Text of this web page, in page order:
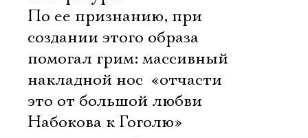
По ее признанию, при
создании этого образа
помогал грим: массивный
накладной нос  «отчасти
это от большой любви
Набокова к Гоголю» 